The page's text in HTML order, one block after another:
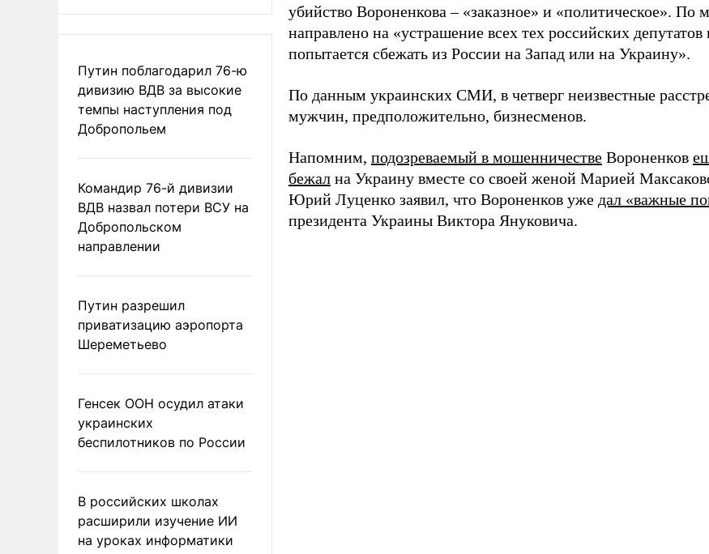
Путин поблагодарил 76-ю
дивизию ВДВ за высокие
темпы наступления под
Добропольем
Командир 76-й дивизии
ВДВ назвал потери ВСУ на
Добропольском
направлении
Путин разрешил
приватизацию аэропорта
Шереметьево
Генсек ООН осудил атаки
украинских
беспилотников по России
В российских школах
расширили изучение ИИ
на уроках информатики
убийство Вороненкова – «заказное» и «политическое».
направлено на «устрашение всех тех российских
попытается сбежать из России на Запад или на Украину».
По данным украинских СМИ, в четверг неизвестные
мужчин, предположительно, бизнесменов.
Напомним, подозреваемый в мошенничестве Вороненков
бежал на Украину вместе со своей женой Марией
Юрий Луценко заявил, что Вороненков уже дал «важные
президента Украины Виктора Януковича.